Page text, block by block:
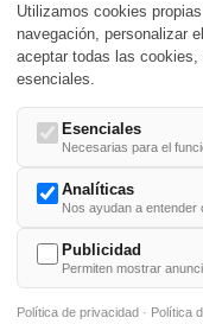
Martin Brest (75)
Adam Roarke (89)
Nacimientos y
DD/MM /
-U- V- W- X - -
Utilizamos cookies
navegación, personalizar
aceptar todas las
esenciales.
Esenciales
Necesarias para el
Analíticas
Nos ayudan a entender
Publicidad
Permiten mostrar
Política de privacidad · Política